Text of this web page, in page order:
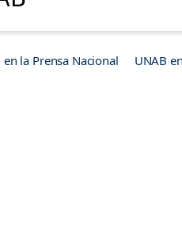
en la Prensa Nacional UNAB